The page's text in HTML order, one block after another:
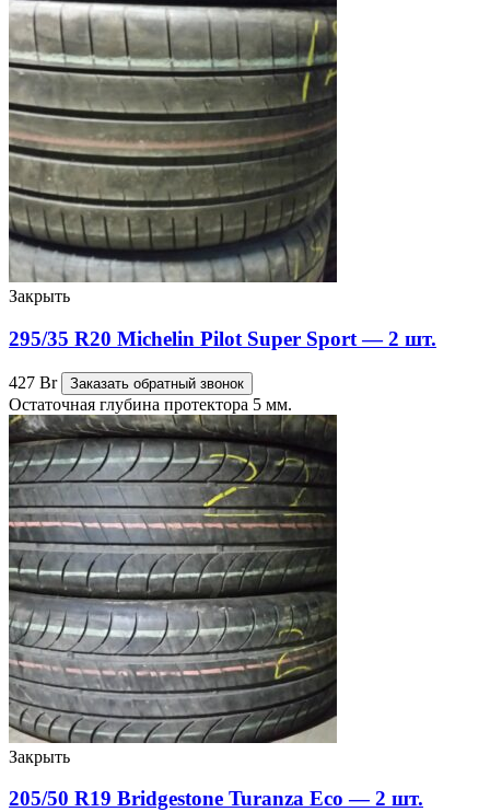
Закрыть
295/35 R20 Michelin Pilot Super Sport — 2 шт.
427 Br Заказать обратный звонок
Остаточная глубина протектора 5 мм.
Закрыть
205/50 R19 Bridgestone Turanza Eco — 2 шт.